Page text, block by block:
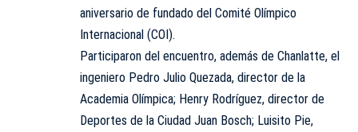
aniversario de fundado del Comité Olímpico
Internacional (COI).
Participaron del encuentro, además de Chanlatte, el
ingeniero Pedro Julio Quezada, director de la
Academia Olímpica; Henry Rodríguez, director de
Deportes de la Ciudad Juan Bosch; Luisito Pie,